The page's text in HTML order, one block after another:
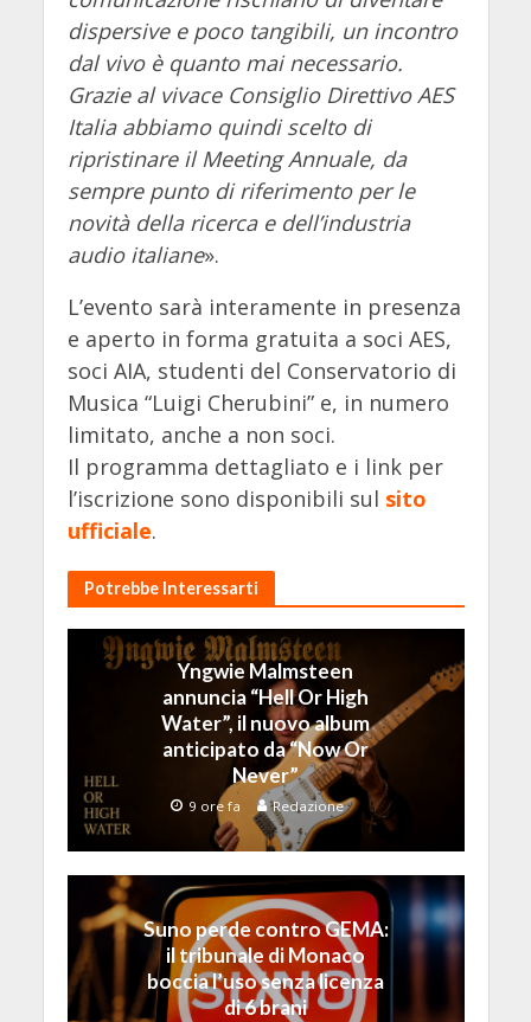
dispersive e poco tangibili, un incontro
dal vivo è quanto mai necessario.
Grazie al vivace Consiglio Direttivo AES
Italia abbiamo quindi scelto di
ripristinare il Meeting Annuale, da
sempre punto di riferimento per le
novità della ricerca e dell’industria
audio italiane».
L’evento sarà interamente in presenza
e aperto in forma gratuita a soci AES,
soci AIA, studenti del Conservatorio di
Musica “Luigi Cherubini” e, in numero
limitato, anche a non soci.
Il programma dettagliato e i link per
l’iscrizione sono disponibili sul sito
ufficiale.
Potrebbe Interessarti
Yngwie Malmsteen
annuncia “Hell Or High
Water”, il nuovo album
anticipato da “Now Or
Never”
9 ore fa Redazione
Suno perde contro GEMA:
il tribunale di Monaco
boccia l’uso senza licenza
di 6 brani